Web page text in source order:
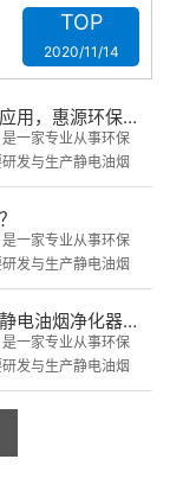
TOP
2020/11/14
活性炭吸附箱在废气处理应用，惠源环保一分钟带你去了解
一家专业从事环保
发与生产静电油烟
式除尘器、废气催
波无级催化器、PP
备等产品。
一家专业从事环保
发与生产静电油烟
式除尘器、废气催
波无级催化器、PP
备等产品。
饭店餐饮行业一定要安装静电油烟净化器吗?
一家专业从事环保
发与生产静电油烟
式除尘器、废气催
波无级催化器、PP
备等产品。